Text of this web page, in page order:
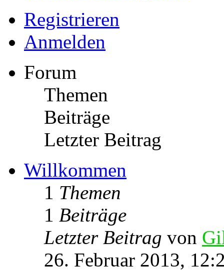
Registrieren
Anmelden
Forum
Themen
Beiträge
Letzter Beitrag
Willkommen
1 Themen
1 Beiträge
Letzter Beitrag von
26. Februar 2013,